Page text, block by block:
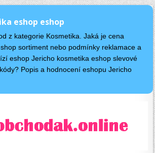
eshop eshop
z kategorie Kosmetika. Jaká je cena
sortiment nebo podmínky reklamace a
eshop Jericho kosmetika eshop slevové
Popis a hodnocení eshopu Jericho